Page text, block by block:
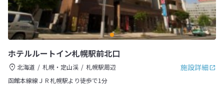
ホテルルートイン札幌駅前北口
施設詳細
北海道 札幌・定山渓
札幌駅周辺
函館本線線ＪＲ札幌駅より徒歩で1分